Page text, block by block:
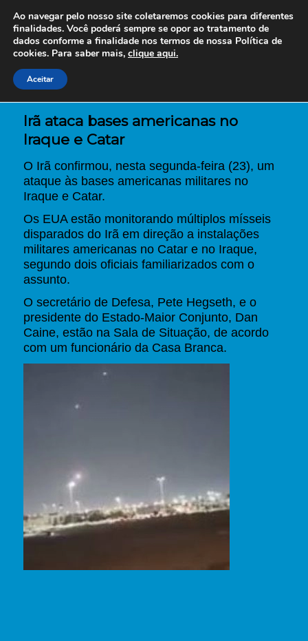
Irã ataca bases americanas no
Iraque e Catar
O Irã confirmou, nesta segunda-feira (23), um
ataque às bases americanas militares no
Iraque e Catar.
Os EUA estão monitorando múltiplos mísseis
disparados do Irã em direção a instalações
militares americanas no Catar e no Iraque,
segundo dois oficiais familiarizados com o
assunto.
O secretário de Defesa, Pete Hegseth, e o
presidente do Estado-Maior Conjunto, Dan
Caine, estão na Sala de Situação, de acordo
com um funcionário da Casa Branca.
Ao navegar pelo nosso site coletaremos cookies para diferentes
finalidades. Você poderá sempre se opor ao tratamento de
dados conforme a finalidade nos termos de nossa Política de
cookies. Para saber mais, clique aqui.
Aceitar